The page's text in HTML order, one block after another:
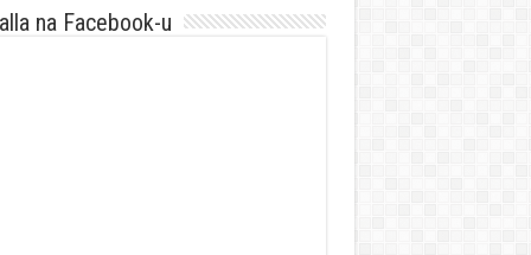
na Facebook-u